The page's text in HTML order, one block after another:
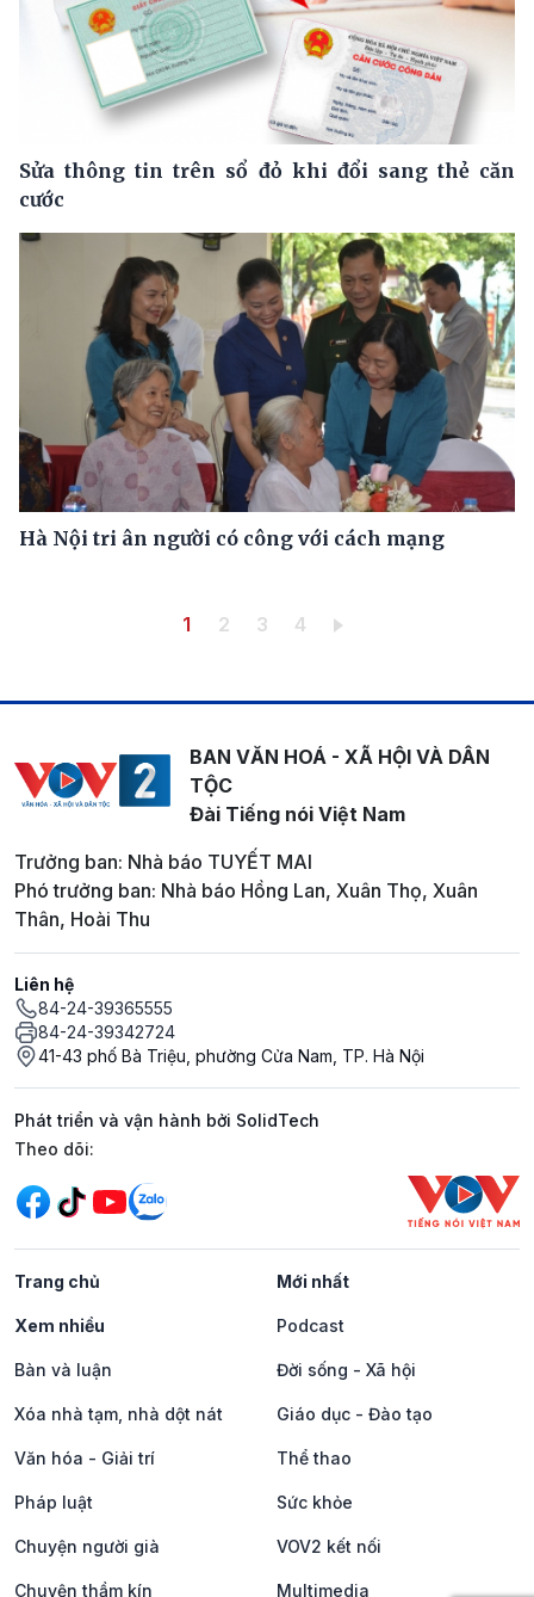
Sửa thông tin trên sổ đỏ khi đổi sang thẻ căn
cước
Hà Nội tri ân người có công với cách mạng
Trang hiện thời
1 Trang
2 Trang
3 Trang
4
BAN VĂN HOÁ - XÃ HỘI VÀ DÂN
TỘC
Đài Tiếng nói Việt Nam
Trưởng ban: Nhà báo TUYẾT MAI
Phó trưởng ban: Nhà báo Hồng Lan, Xuân Thọ, Xuân
Thân, Hoài Thu
Liên hệ
84-24-39365555
84-24-39342724
41-43 phố Bà Triệu, phường Cửa Nam, TP. Hà Nội
Phát triển và vận hành bởi SolidTech
Mạng xã hội
Theo dõi:
Trang chủ Mới nhất
Xem nhiều Podcast
Bàn và luận Đời sống - Xã hội
Xóa nhà tạm, nhà dột nát Giáo dục - Đào tạo
Văn hóa - Giải trí Thể thao
Pháp luật Sức khỏe
Chuyện người già VOV2 kết nối
Chuyện thầm kín Multimedia